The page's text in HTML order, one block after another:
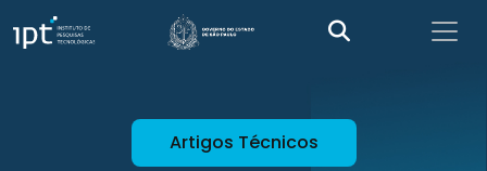
Artigos Técnicos